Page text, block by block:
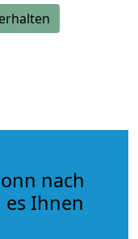
nach
es Ihnen